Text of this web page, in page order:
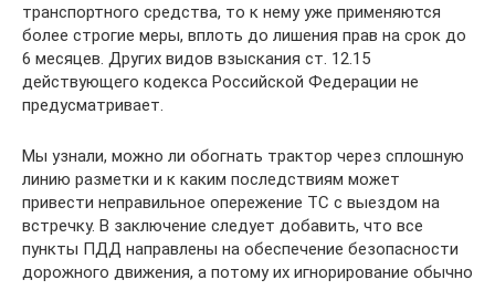
транспортного средства, то к нему уже применяются
более строгие меры, вплоть до лишения прав на срок до
6 месяцев. Других видов взыскания ст. 12.15
действующего кодекса Российской Федерации не
предусматривает.
Мы узнали, можно ли обогнать трактор через сплошную
линию разметки и к каким последствиям может
привести неправильное опережение ТС с выездом на
встречку. В заключение следует добавить, что все
пункты ПДД направлены на обеспечение безопасности
дорожного движения, а потому их игнорирование обычно